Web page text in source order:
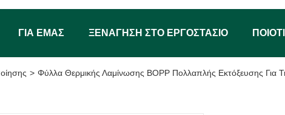
ΓΙΑ ΕΜΆΣ ΞΕΝΆΓΗΣΗ ΣΤΟ ΕΡΓΟΣΤΆΣΙΟ
> Φύλλα Θερμικής Λαμίνωσης BOPP Πολλαπλής Εκτόξευσης Για